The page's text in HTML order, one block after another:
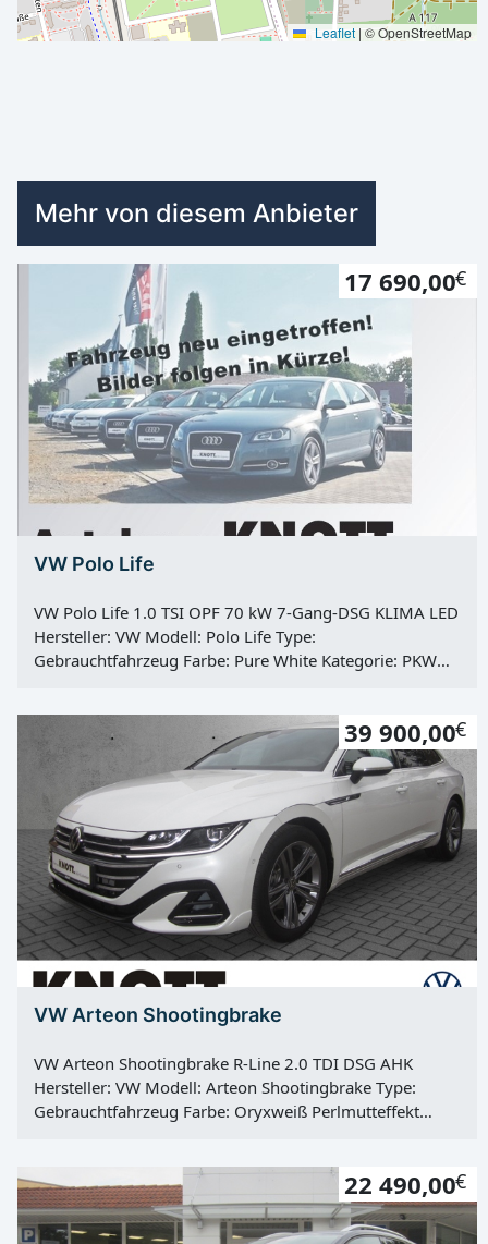
Leaflet | © OpenStreetMap
Mehr von diesem Anbieter
17 690,00€
VW Polo Life
VW Polo Life 1.0 TSI OPF 70 kW 7-Gang-DSG KLIMA LED
Hersteller: VW Modell: Polo Life Type:
Gebrauchtfahrzeug Farbe: Pure White Kategorie: PKW
999 ccm Leistung: 70 KW / 95 PS Getriebe: Automatik
Antrieb: Frontantrieb Vorbesitzer: 1
39 900,00€
VW Arteon Shootingbrake
VW Arteon Shootingbrake R-Line 2.0 TDI DSG AHK
Hersteller: VW Modell: Arteon Shootingbrake Type:
Gebrauchtfahrzeug Farbe: Oryxweiß Perlmutteffekt
Kraftstoff: Diesel Hubraum: 1968 ccm Leistung: 147 KW
/ 200 PS Getriebe: Automatik Antrieb: Frontantrieb Hu:
neu Vorbesitzer: 1
22 490,00€